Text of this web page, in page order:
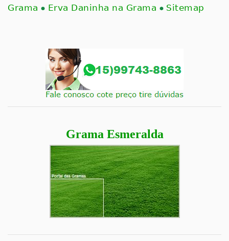
Grama
Erva Daninha na Grama Sitemap
Grama Esmeralda